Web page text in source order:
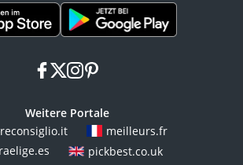
facebook
x instagram
pinterest
Weitere Portale
meilleurs.fr
pickbest.co.uk